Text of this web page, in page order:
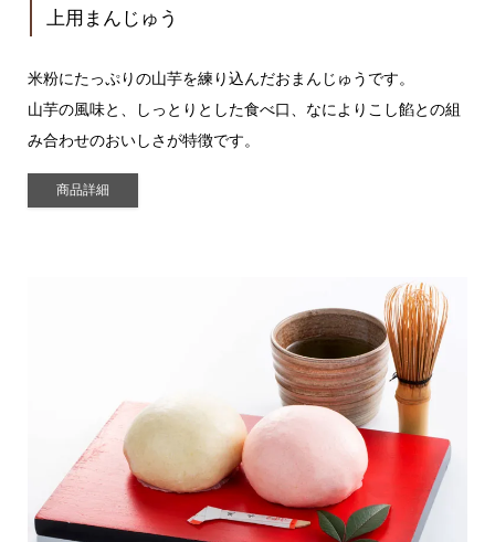
上用まんじゅう
米粉にたっぷりの山芋を練り込んだおまんじゅうです。
山芋の風味と、しっとりとした食べ口、なによりこし餡との組
み合わせのおいしさが特徴です。
商品詳細